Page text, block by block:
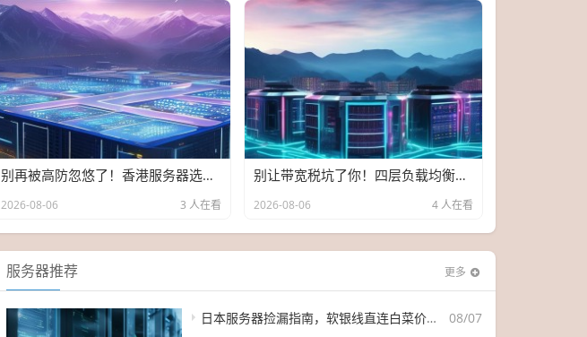
别再被高防忽悠了！香港服务器选购避坑指南（附nmon实测数据）
2026-08-06 3 人在看
别让带宽税坑了你！四层负载均衡翻墙新姿势，住宅VPS白菜价大乱斗
2026-08-06 4 人在看
服务器推荐 更多
08/07
日本服务器捡漏指南，软银线直连白菜价，错过这波等半年